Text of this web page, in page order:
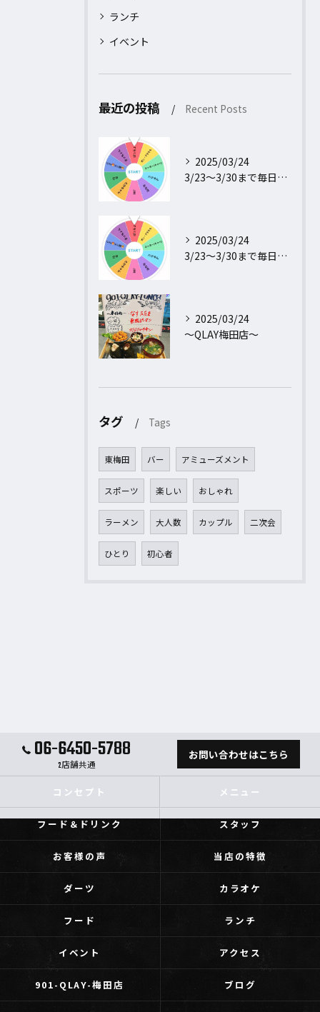
ランチ
イベント
最近の投稿 Recent Posts
2025/03/24
3/23〜3/30まで毎日行われるフォロー＆リポストキャンペ...
2025/03/24
3/23〜3/30まで毎日行われるフォロー＆リポストキャンペ...
2025/03/24
〜QLAY梅田店〜
タグ Tags
東梅田 バー アミューズメント
スポーツ 楽しい おしゃれ
ラーメン 大人数 カップル 二次会
ひとり 初心者
06-6450-5788
2店舗共通
お問い合わせはこちら
コンセプト メニュー
フード＆ドリンク スタッフ
お客様の声 当店の特徴
ダーツ カラオケ
フード ランチ
イベント アクセス
901-QLAY-梅田店 ブログ